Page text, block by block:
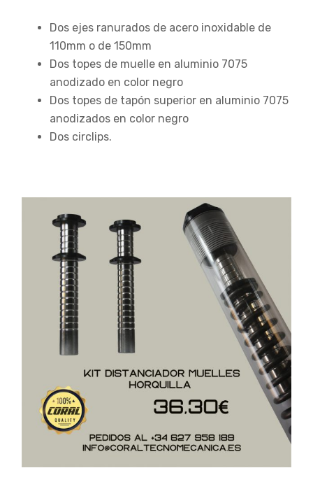
Dos ejes ranurados de acero inoxidable de
110mm o de 150mm
Dos topes de muelle en aluminio 7075
anodizado en color negro
Dos topes de tapón superior en aluminio 7075
anodizados en color negro
Dos circlips.